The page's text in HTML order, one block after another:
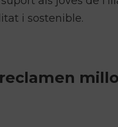
i sostenible.